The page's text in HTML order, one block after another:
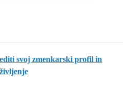
svoj zmenkarski profil in